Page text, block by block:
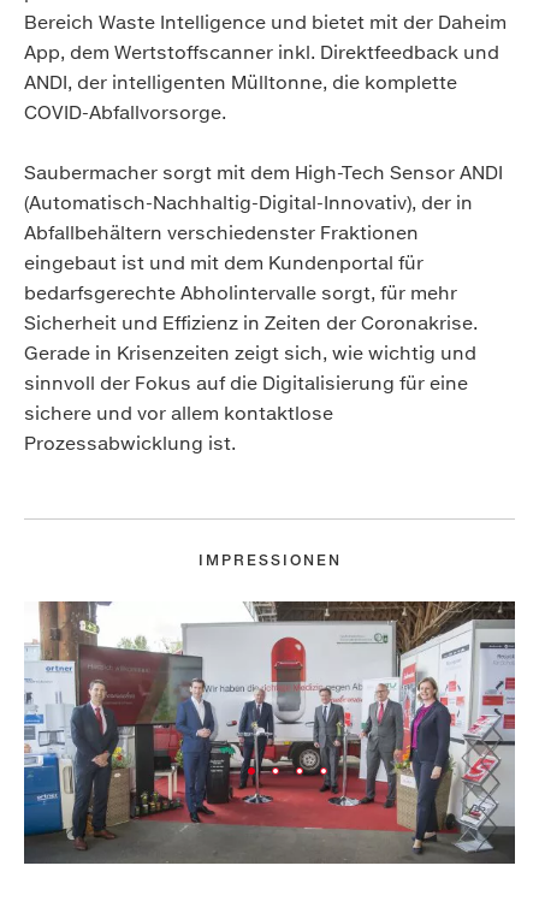
Bereich Waste Intelligence und bietet mit der Daheim
App, dem Wertstoffscanner inkl. Direktfeedback und
ANDI, der intelligenten Mülltonne, die komplette
COVID-Abfallvorsorge.
Saubermacher sorgt mit dem High-Tech Sensor ANDI
(Automatisch-Nachhaltig-Digital-Innovativ), der in
Abfallbehältern verschiedenster Fraktionen
eingebaut ist und mit dem Kundenportal für
bedarfsgerechte Abholintervalle sorgt, für mehr
Sicherheit und Effizienz in Zeiten der Coronakrise.
Gerade in Krisenzeiten zeigt sich, wie wichtig und
sinnvoll der Fokus auf die Digitalisierung für eine
sichere und vor allem kontaktlose
Prozessabwicklung ist.
IMPRESSIONEN